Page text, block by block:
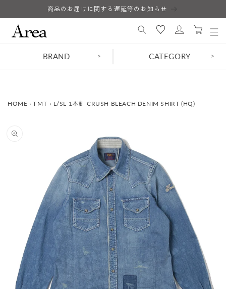
進む
商品のお届けに関する遅延等のお知らせ
ロ
イ
カ
ー
BRAND > CATEGORY >
HOME › TMT › L/SL 1本針 CRUSH BLEACH DENIM SHIRT (HQ)